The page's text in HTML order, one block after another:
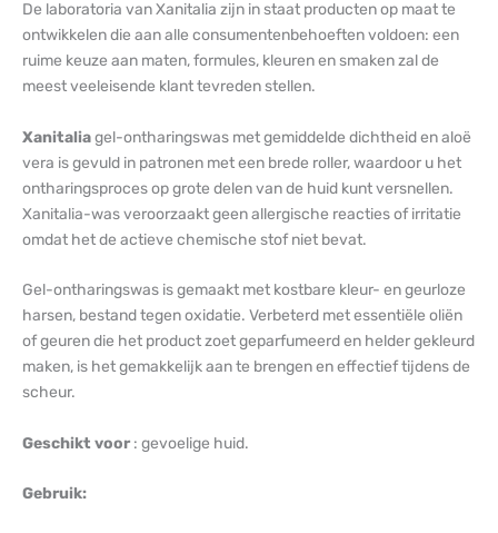
De laboratoria van Xanitalia zijn in staat producten op maat te
ontwikkelen die aan alle consumentenbehoeften voldoen: een
ruime keuze aan maten, formules, kleuren en smaken zal de
meest veeleisende klant tevreden stellen.
Xanitaliagel-ontharingswas met gemiddelde dichtheid en aloë
vera is gevuld in patronen met een brede roller, waardoor u het
ontharingsproces op grote delen van de huid kunt versnellen.
Xanitalia-was veroorzaakt geen allergische reacties of irritatie
omdat het de actieve chemische stof niet bevat.
Gel-ontharingswas is gemaakt met kostbare kleur- en geurloze
harsen, bestand tegen oxidatie. Verbeterd met essentiële oliën
of geuren die het product zoet geparfumeerd en helder gekleurd
maken, is het gemakkelijk aan te brengen en effectief tijdens de
scheur.
Geschikt voor : gevoelige huid.
Gebruik: